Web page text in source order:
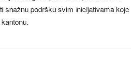
snažnu podršku svim inicijativama koje